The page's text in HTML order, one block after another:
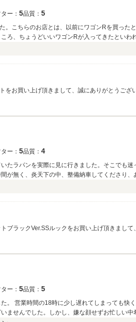
ー： 5品質： 5
。こちらのお店とは、以前にワゴンRを買っ
ろ、ちょうどいいワゴンRが入ってきたとい
て購入しました。納車が当初の予定よりも伸
をお買い上げ頂きまして、誠にありがとうご
るR様のご期待に添えますよう、スタッフ一
ー： 5品質： 4
たラパンを実際に見に行きました。そこでも
が無く、炎天下の中、整備納車してくださり
まだ暑い日が続きますので熱中症には気を付け
ブラックVer.SSルックをお買い上げ頂きまし
ざいました。
ー： 5品質： 5
。 営業時間の18時に少し遅れてしまっても快
ませんでした。しかし、嫌な顔せずお忙しい